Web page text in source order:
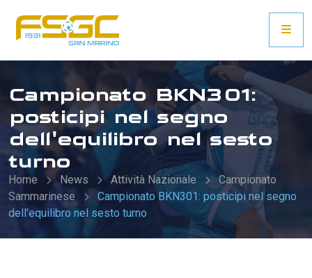
Campionato BKN301:
posticipi nel segno
dell'equilibro nel sesto
turno
Home News Attività Nazionale
Campionato
Sammarinese
Campionato BKN301: posticipi nel segno
dell'equilibro nel sesto turno